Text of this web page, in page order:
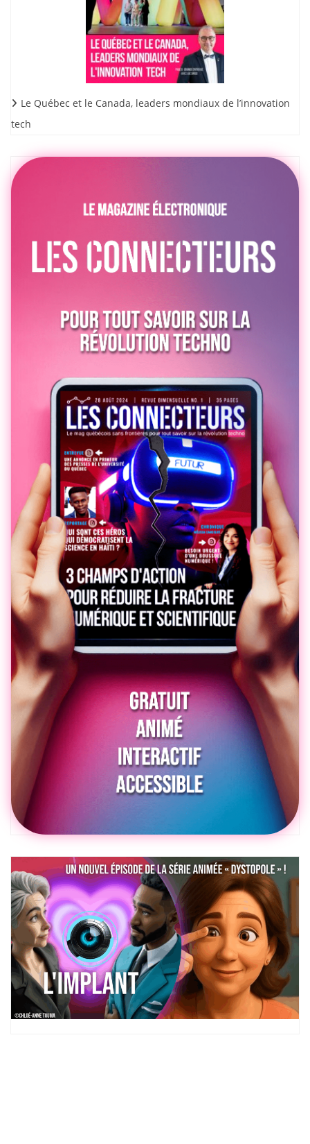
Le Québec et le Canada, leaders mondiaux de l’innovation
tech